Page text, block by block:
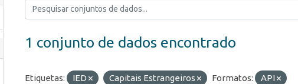
1 conjunto de dados encontrado
Etiquetas: IED Capitais Estrangeiros Formatos:
API